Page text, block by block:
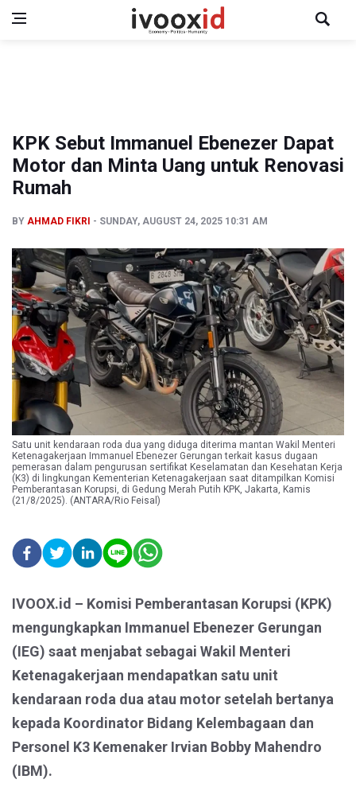
KPK Sebut Immanuel Ebenezer Dapat
Motor dan Minta Uang untuk Renovasi
Rumah
BY AHMAD FIKRI SUNDAY, AUGUST 24, 2025 10:31 AM
Satu unit kendaraan roda dua yang diduga diterima mantan Wakil Menteri
Ketenagakerjaan Immanuel Ebenezer Gerungan terkait kasus dugaan
pemerasan dalam pengurusan sertifikat Keselamatan dan Kesehatan Kerja
(K3) di lingkungan Kementerian Ketenagakerjaan saat ditampilkan Komisi
Pemberantasan Korupsi, di Gedung Merah Putih KPK, Jakarta, Kamis
(21/8/2025). (ANTARA/Rio Feisal)
IVOOX.id – Komisi Pemberantasan Korupsi (KPK)
mengungkapkan Immanuel Ebenezer Gerungan
(IEG) saat menjabat sebagai Wakil Menteri
Ketenagakerjaan mendapatkan satu unit
kendaraan roda dua atau motor setelah bertanya
kepada Koordinator Bidang Kelembagaan dan
Personel K3 Kemenaker Irvian Bobby Mahendro
(IBM).